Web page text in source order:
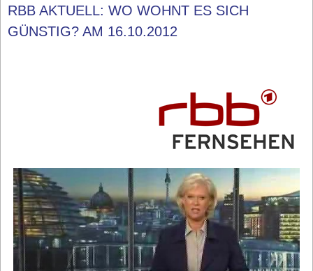
RBB AKTUELL: WO WOHNT ES SICH
GÜNSTIG? AM 16.10.2012